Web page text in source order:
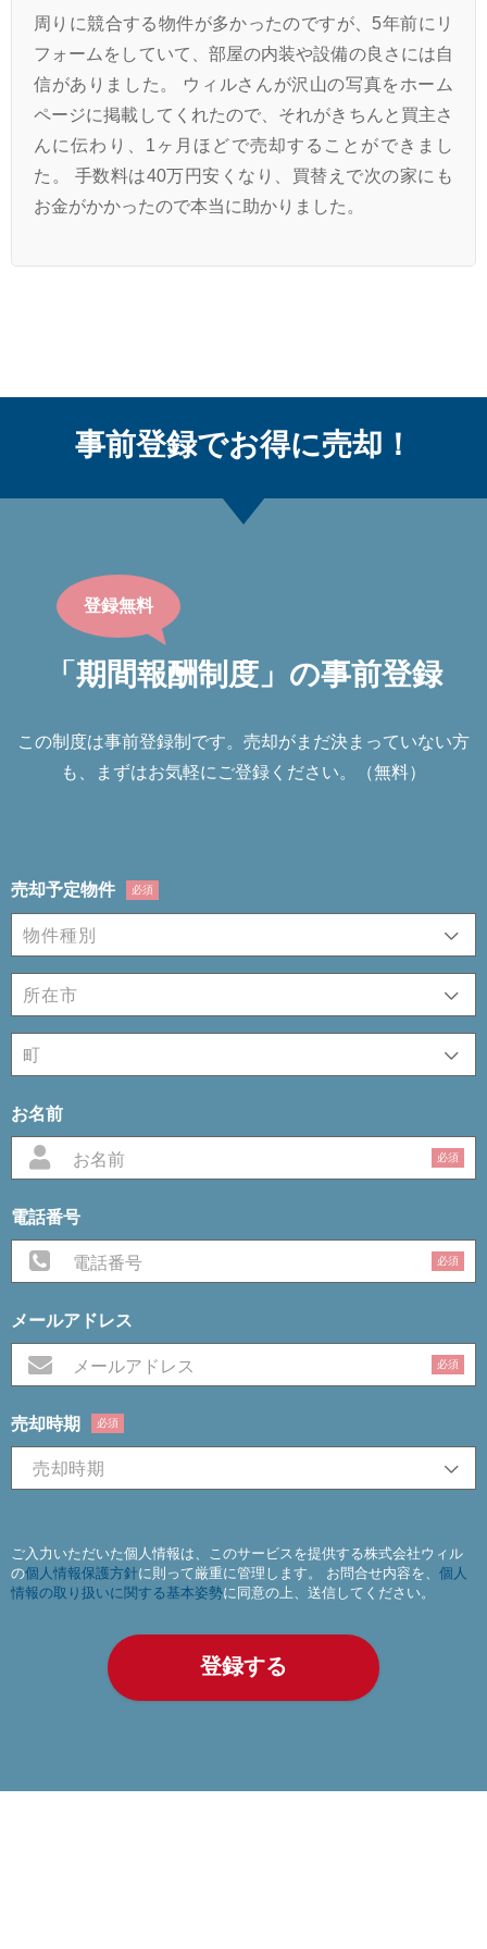
周りに競合する物件が多かったのですが、5年前にリ
フォームをしていて、部屋の内装や設備の良さには自
信がありました。 ウィルさんが沢山の写真をホーム
ページに掲載してくれたので、それがきちんと買主さ
んに伝わり、1ヶ月ほどで売却することができまし
た。 手数料は40万円安くなり、買替えで次の家にも
お金がかかったので本当に助かりました。
事前登録でお得に売却！
登録無料
「期間報酬制度」の事前登録
この制度は事前登録制です。売却がまだ決まっていない⽅
も、まずはお気軽にご登録ください。（無料）
売却予定物件 必須
お名前
必須
電話番号
必須
メールアドレス
必須
売却時期 必須
ご入力いただいた個人情報は、このサービスを提供する株式会社ウィル
の個人情報保護方針に則って厳重に管理します。 お問合せ内容を、 個人
情報の取り扱いに関する基本姿勢に同意の上、送信してください。